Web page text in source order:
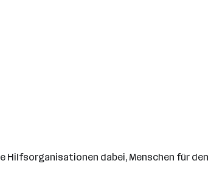
Hilfsorganisationen dabei, Menschen für